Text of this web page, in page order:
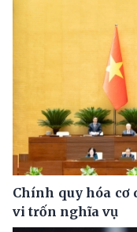
Chính quy hóa cơ
vi trốn nghĩa vụ